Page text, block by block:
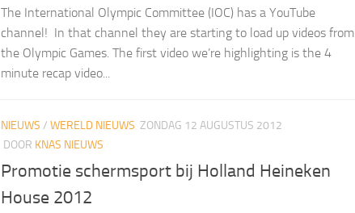
The International Olympic Committee (IOC) has a YouTube
channel! In that channel they are starting to load up videos from
the Olympic Games. The first video we’re highlighting is the 4
minute recap video...
NIEUWS / WERELD NIEUWS ZONDAG 12 AUGUSTUS 2012
DOOR KNAS NIEUWS
Promotie schermsport bij Holland Heineken
House 2012